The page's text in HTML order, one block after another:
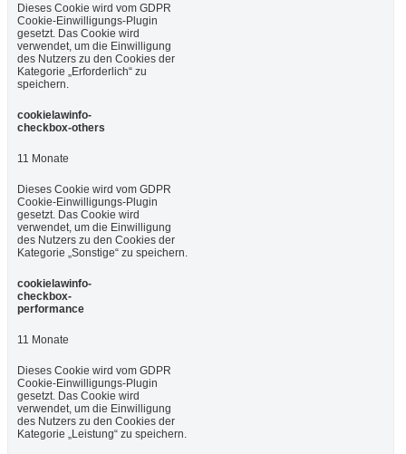
Dieses Cookie wird vom GDPR
Cookie-Einwilligungs-Plugin
gesetzt. Das Cookie wird
verwendet, um die Einwilligung
des Nutzers zu den Cookies der
Kategorie „Erforderlich“ zu
speichern.
cookielawinfo-
checkbox-others
11 Monate
Dieses Cookie wird vom GDPR
Cookie-Einwilligungs-Plugin
gesetzt. Das Cookie wird
verwendet, um die Einwilligung
des Nutzers zu den Cookies der
Kategorie „Sonstige“ zu speichern.
cookielawinfo-
checkbox-
performance
11 Monate
Dieses Cookie wird vom GDPR
Cookie-Einwilligungs-Plugin
gesetzt. Das Cookie wird
verwendet, um die Einwilligung
des Nutzers zu den Cookies der
Kategorie „Leistung“ zu speichern.